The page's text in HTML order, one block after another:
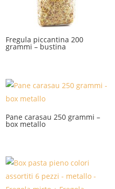
Fregula piccantina 200
grammi – bustina
Pane carasau 250 grammi –
box metallo